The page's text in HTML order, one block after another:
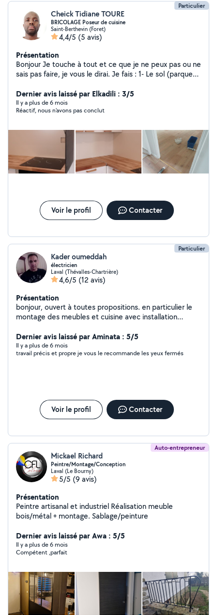
Particulier
Cheick Tidiane TOURE
BRICOLAGE Poseur de cuisine
Saint-Berthevin (Foret)
4,4/5 (5 avis)
Présentation
Bonjour Je touche à tout et ce que je ne peux pas ou ne
sais pas faire, je vous le dirai. Je fais : 1- Le sol (parquet,
meubles 4- Plomberie et robinetterie 5- Remise en état
des habitations... Facebook : TIDIANE TRAVAUX
Quelque soit votre problème, faites le moi savoir et
ensemble.
Dernier avis laissé par Elkadili : 3/5
Il y a plus de 6 mois
Réactif, nous n'avons pas conclut
Voir le profil Contacter
Particulier
Kader oumeddah
électricien
Laval (Thévalles-Chartrière)
4,6/5 (12 avis)
Présentation
bonjour, ouvert à toutes propositions. en particulier le
montage des meubles et cuisine avec installation
Dernier avis laissé par Aminata : 5/5
Il y a plus de 6 mois
travail précis et propre je vous le recommande les yeux fermés
Voir le profil Contacter
Auto-entrepreneur
Mickael Richard
Peintre/Montage/Conception
Laval (Le Bourny)
5/5 (9 avis)
Présentation
Peintre artisanal et industriel Réalisation meuble
bois/métal + montage. Sablage/peinture
Dernier avis laissé par Awa : 5/5
Il y a plus de 6 mois
Compétent ,parfait